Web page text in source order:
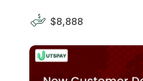
$8,888